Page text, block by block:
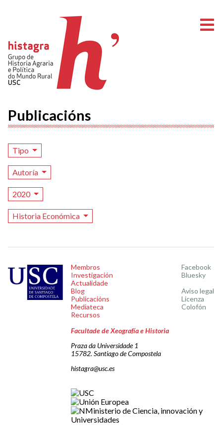
Publicacións
Tipo
Autoría
2020
Historia Económica
Membros
Investigación
Actualidade
Blog
Publicacións
Mediateca
Recursos
Facebook
Bluesky
Aviso legal
Licenza
Colofón
Facultade de Xeografía e Historia
Praza da Universidade 1
15782. Santiago de Compostela
histagra@usc.es